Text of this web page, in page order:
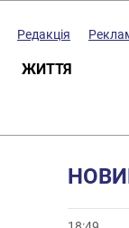
Редакція
ЖИТТЯ